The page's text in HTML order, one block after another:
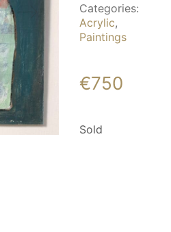
Categories:
Acrylic,
Paintings
€750
Sold